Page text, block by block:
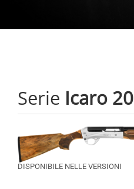
Serie Icaro 20
DISPONIBILE NELLE VERSIONI